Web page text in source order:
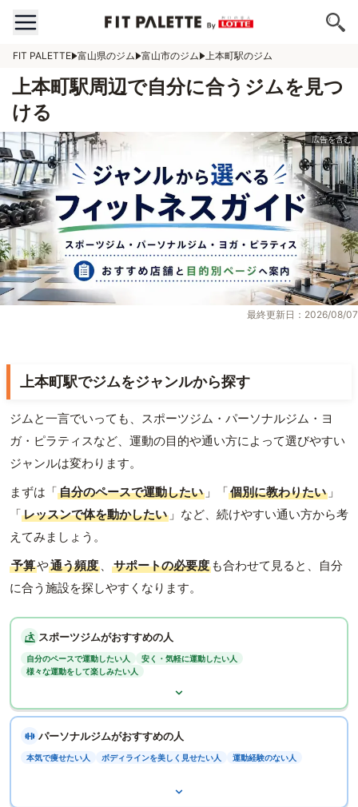
FIT PALETTE 富山県のジム 富山市のジム 上本町駅のジム
上本町駅周辺で自分に合うジムを見つ
ける
最終更新日：2026/08/07
上本町駅でジムをジャンルから探す
ジムと一言でいっても、スポーツジム・パーソナルジム・ヨ
ガ・ピラティスなど、運動の目的や通い方によって選びやすい
ジャンルは変わります。
まずは「自分のペースで運動したい 」「個別に教わりたい 」
「レッスンで体を動かしたい 」など、続けやすい通い方から考
えてみましょう。
予算や通う頻度 、 サポートの必要度 も合わせて見ると、自分
に合う施設を探しやすくなります。
スポーツジムがおすすめの人
自分のペースで運動したい人
安く・気軽に運動したい人
様々な運動をして楽しみたい人
パーソナルジムがおすすめの人
本気で痩せたい人 ボディラインを美しく見せたい人 運動経験のない人